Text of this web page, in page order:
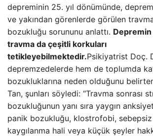
depreminin 25. yıl dönümünde,
ve yakından görenlerde görülen
bozukluğu sorununu anlattı. Depremin
travma da çeşitli korkuları
tetikleyebilmektedir.Psikiyatrist Doç.
depremzedelerde hem de toplumda
bozukluklarına neden olduğunu
Tan, şunları söyledi: “Travma sonrası
bozukluğunun yanı sıra yaygın
panik bozukluğu, klostrofobi,
kaygılanma hali veya küçük şeyler